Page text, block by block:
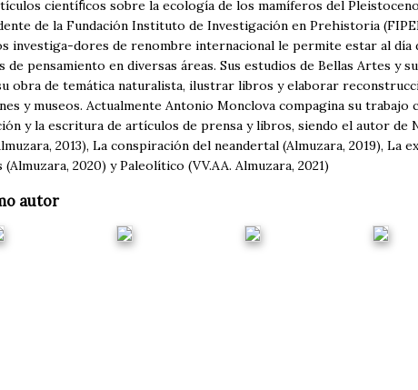
cientíﬁcos sobre la ecología de los mamíferos del
de la Fundación Instituto de Investigación en Prehistoria
investiga-dores de renombre internacional le permite estar al día
de pensamiento en diversas áreas. Sus estudios de Bellas Artes y
obra de temática naturalista, ilustrar libros y elaborar
y museos. Actualmente Antonio Monclova compagina su
y la escritura de artículos de prensa y libros, siendo el autor de
2013), La conspiración del neandertal (Almuzara, 2019), La
2020) y Paleolítico (VV.AA. Almuzara, 2021)
autor